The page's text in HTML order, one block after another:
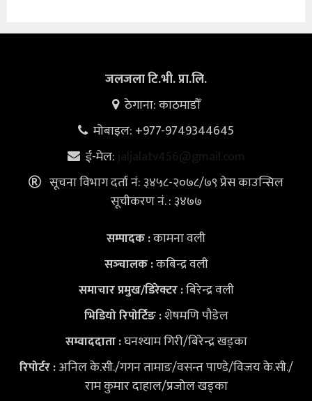
जलजला टि.भी. प्रा.लि.
ठेगाना: काठमाडौँ
मोबाइल: +977-9749344645
ई-मेल: jaljalatv456@gmail.com
सूचना विभाग दर्ता नं: ३४५८-२०७८/७९ प्रेस काउन्सिल
सूचीकरण नं. : ३४७७
सम्पादक :कामना वली
सञ्‍चालक :कबिन्द्र वली
समाचार प्रमुख/डिरेक्टर :बिरेन्द्र वली
भिडियोरिपोर्टिङ :शेषमणि पौडेल
सम्वाददाता :घनश्याम गिरी/बिरेन्द्र खड्का
रिपोर्टर :अनिल के.सी./गगन तामाङ/वसन्त पाण्डे/विजय के.सी./
राम कुमार दाहाल/प्रजोल खड्का